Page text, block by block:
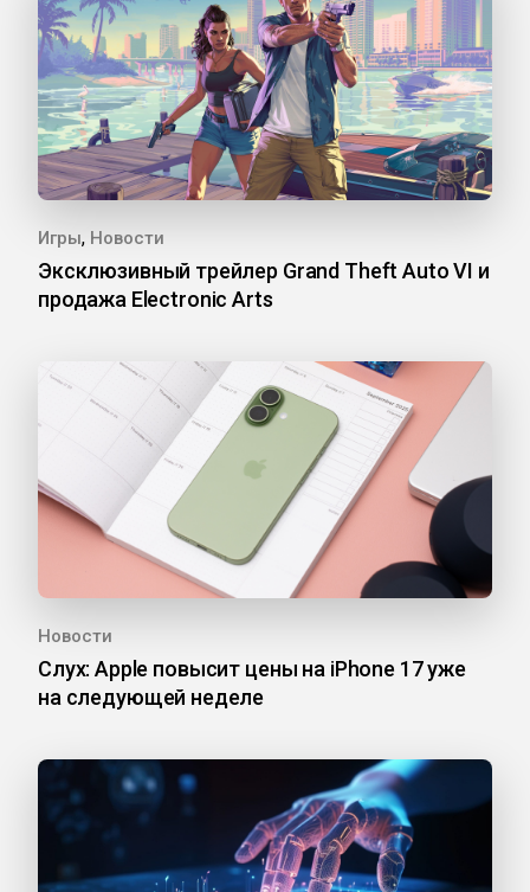
Игры, Новости
Эксклюзивный трейлер Grand Theft Auto VI и
продажа Electronic Arts
Новости
Слух: Apple повысит цены на iPhone 17 уже
на следующей неделе